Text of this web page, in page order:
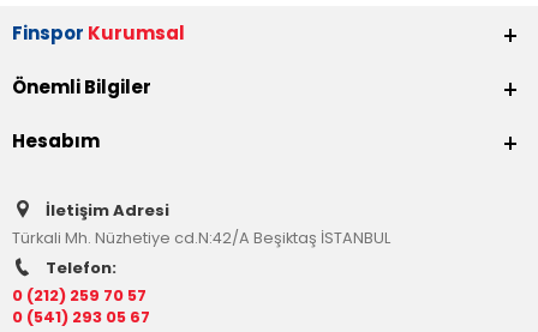
Finspor Kurumsal
Önemli Bilgiler
Hesabım
İletişim Adresi
Türkali Mh. Nüzhetiye cd.N:42/A Beşiktaş İSTANBUL
Telefon:
0 (212) 259 70 57
0 (541) 293 05 67